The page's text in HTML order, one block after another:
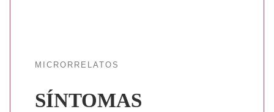
MICRORRELATOS
SÍNTOMAS